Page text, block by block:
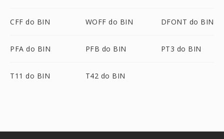
CFF do BIN WOFF do BIN DFONT do BIN
PFA do BIN PFB do BIN PT3 do BIN
T11 do BIN T42 do BIN